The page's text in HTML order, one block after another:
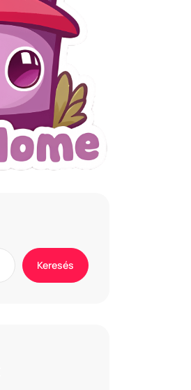
Keresés